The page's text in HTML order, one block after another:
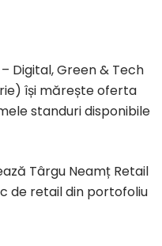
– Digital, Green & Tech
își mărește oferta
standuri disponibile
Târgu Neamț Retail
de retail din portofoliu